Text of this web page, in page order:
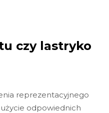
czy lastryko
reprezentacyjnego
odpowiednich